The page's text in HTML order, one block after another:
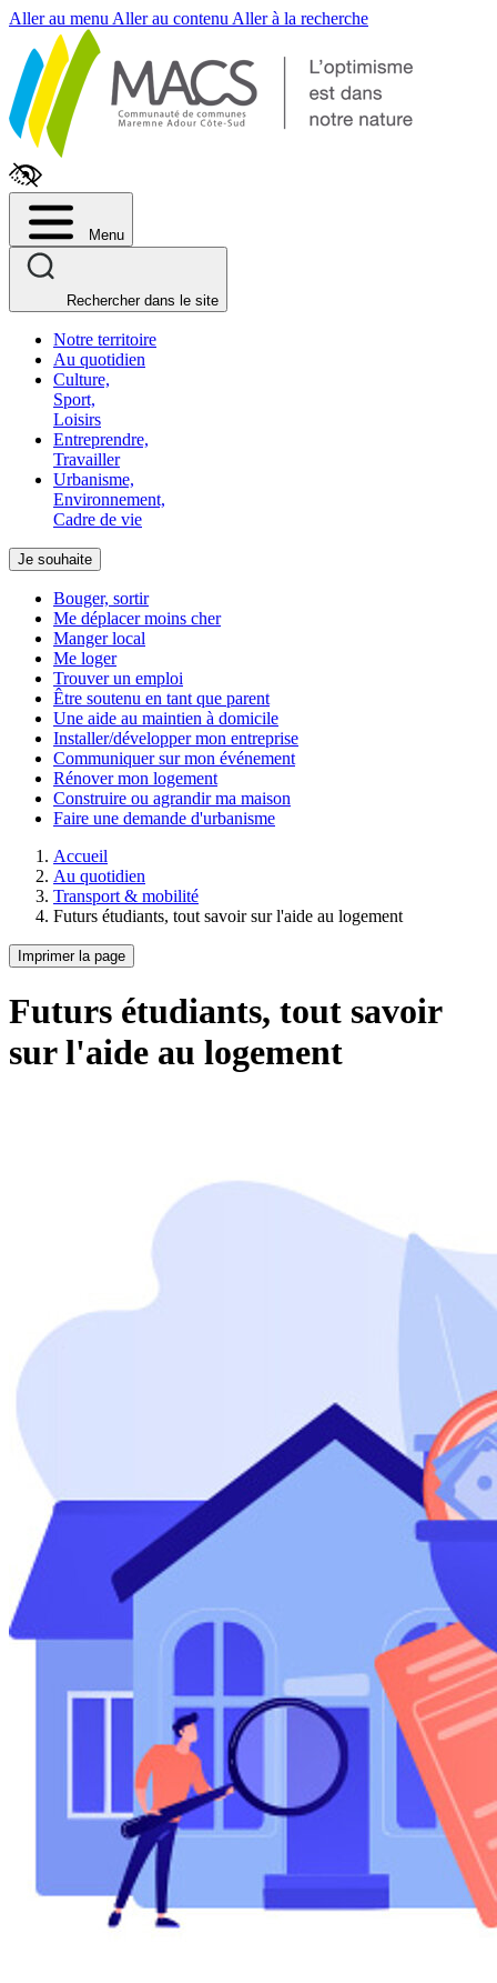
Aller au menu Aller au contenu Aller à la recherche
Menu
Rechercher dans le site
Notre territoire
Au quotidien
Culture,
Sport,
Loisirs
Entreprendre,
Travailler
Urbanisme,
Environnement,
Cadre de vie
Je souhaite
Bouger, sortir
Me déplacer moins cher
Manger local
Me loger
Trouver un emploi
Être soutenu en tant que parent
Une aide au maintien à domicile
Installer/développer mon entreprise
Communiquer sur mon événement
Rénover mon logement
Construire ou agrandir ma maison
Faire une demande d'urbanisme
Accueil
Au quotidien
Transport & mobilité
Futurs étudiants, tout savoir sur l'aide au logement
Imprimer la page
Futurs étudiants, tout savoir
sur l'aide au logement
Fenêtre
de
chat